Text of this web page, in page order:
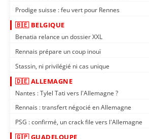
Prodige suisse : feu vert pour Rennes
🇧🇪 BELGIQUE
Benatia relance un dossier XXL
Rennais prépare un coup inouï
Stassin, ni privilégié ni cas unique
🇩🇪 ALLEMAGNE
Nantes : Tylel Tati vers l'Allemagne ?
Rennais : transfert négocié en Allemagne
PSG : confirmé, un crack file vers l'Allemagne
🇬🇵 GUADELOUPE